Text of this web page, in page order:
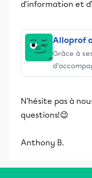
d'information et
Alloprof
Grâce à
éducative.
N'hésite pas à
questions!😉
Anthony B.